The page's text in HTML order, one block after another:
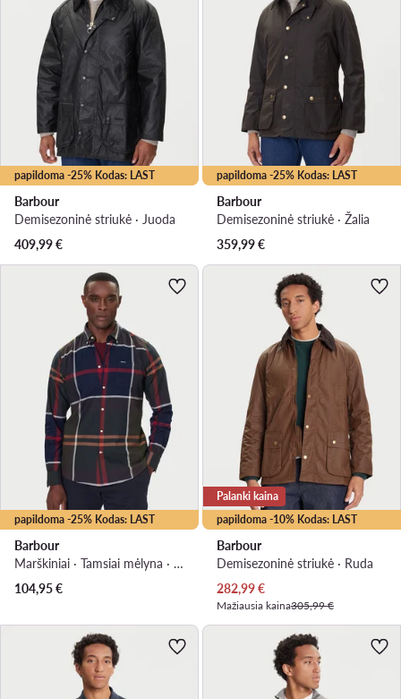
papildoma -25% Kodas: LAST
Barbour
Demisezoninė striukė · Juoda
409,99€
papildoma -25% Kodas: LAST
Barbour
Demisezoninė striukė · Žalia
359,99€
papildoma -25% Kodas: LAST
Barbour
Marškiniai · Tamsiai mėlyna · Regular Fit
104,95€
papildoma -10% Kodas: LAST
Palanki kaina
Barbour
Demisezoninė striukė · Ruda
Dabartinė kaina
282,99€
Mažiausia kaina305,99 €